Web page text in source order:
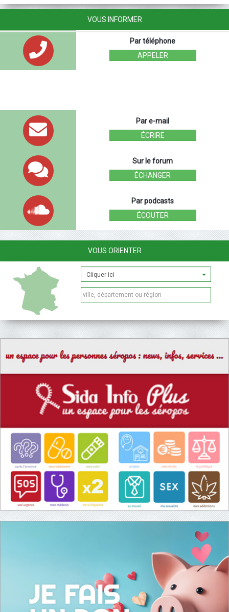
VOUS INFORMER
Par téléphone
APPELER
Par e-mail
ÉCRIRE
Sur le forum
ÉCHANGER
Par podcasts
ÉCOUTER
VOUS ORIENTER